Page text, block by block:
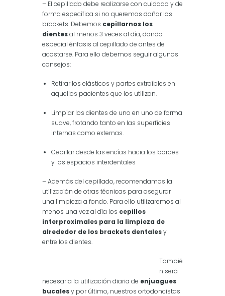
– El cepillado debe realizarse con cuidado y de
forma específica si no queremos dañar los
brackets. Debemos cepillarnos los
dientesal menos 3 veces al día, dando
especial énfasis al cepillado de antes de
acostarse. Para ello debemos seguir algunos
consejos:
Retirar los elásticos y partes extraíbles en
aquellos pacientes que los utilizan.
Limpiar los dientes de uno en uno de forma
suave, frotando tanto en las superficies
internas como externas.
Cepillar desde las encías hacia los bordes
y los espacios interdentales
– Además del cepillado, recomendamos la
utilización de otras técnicas para asegurar
una limpieza a fondo. Para ello utilizaremos al
menos una vez al día los cepillos
interproximales para la limpieza de
alrededor de los brackets dentalesy
entre los dientes.
Tambié
n será
necesaria la utilización diaria de enjuagues
bucalesy por último, nuestros ortodoncistas